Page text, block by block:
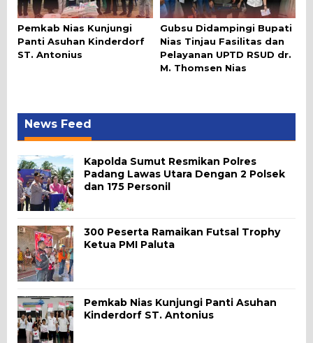
Pemkab Nias Kunjungi
Panti Asuhan Kinderdorf
ST. Antonius
Gubsu Didampingi Bupati
Nias Tinjau Fasilitas dan
Pelayanan UPTD RSUD dr.
M. Thomsen Nias
News Feed
Kapolda Sumut Resmikan Polres
Padang Lawas Utara Dengan 2 Polsek
dan 175 Personil
300 Peserta Ramaikan Futsal Trophy
Ketua PMI Paluta
Pemkab Nias Kunjungi Panti Asuhan
Kinderdorf ST. Antonius